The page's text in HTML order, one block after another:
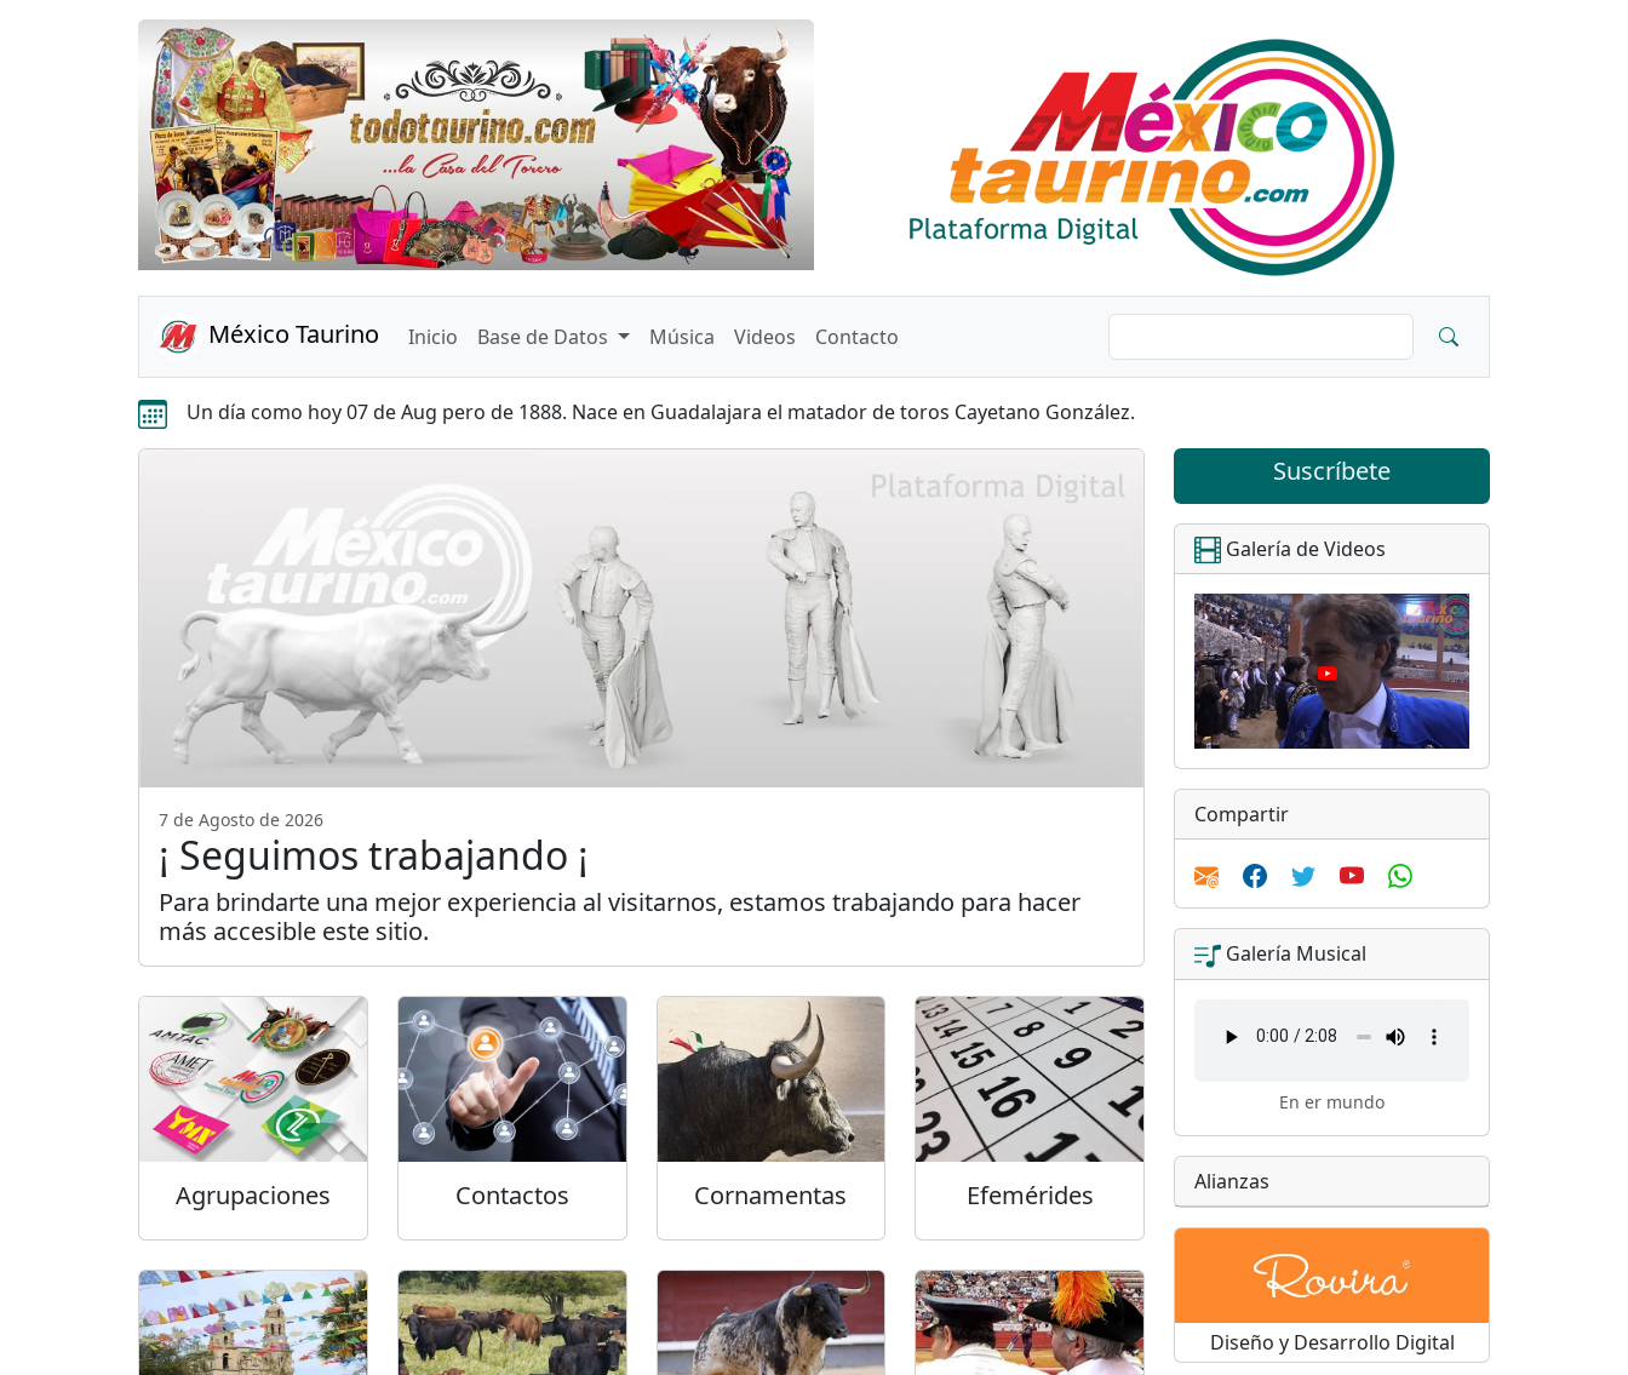
Anterior Siguiente
México Taurino Inicio Base de Datos Música Videos Contacto
Un día como hoy 07 de Aug pero de 1888. Nace en Guadalajara el matador de toros Cayetano González.
7 de Agosto de 2026
¡ Seguimos trabajando ¡
Para brindarte una mejor experiencia al visitarnos, estamos trabajando para hacer
más accesible este sitio.
Agrupaciones Contactos Cornamentas Efemérides
Suscríbete
Galería de Videos
Compartir
Galería Musical
En er mundo
Alianzas
Diseño y Desarrollo Digital